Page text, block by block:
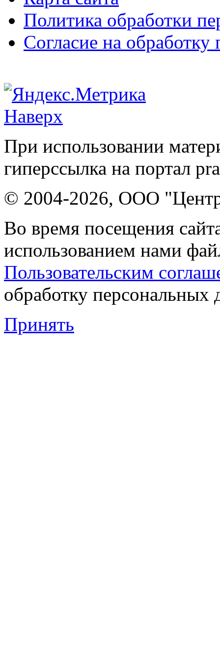
Политика обработки
Согласие на
Наверх
При использовании
гиперссылка на портал
© 2004-2026, ООО "Центр
Во время посещения
использованием нами
Пользовательским
обработку персональных
Принять